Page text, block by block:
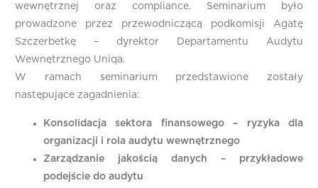
wewnętrznej oraz compliance. Seminarium było
prowadzone przez przewodniczącą podkomisji Agatę
Szczerbetkę – dyrektor Departamentu Audytu
Wewnętrznego Uniqa.
W ramach seminarium przedstawione zostały
następujące zagadnienia:
Konsolidacja sektora finansowego – ryzyka dla
organizacji i rola audytu wewnętrznego
Zarządzanie jakością danych – przykładowe
podejście do audytu